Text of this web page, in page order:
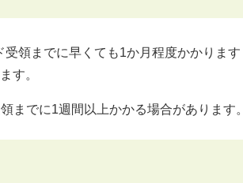
領までに早くても1か月程度かかります
す。
までに1週間以上かかる場合があります。